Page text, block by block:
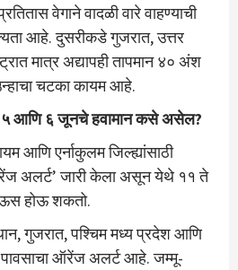
वेगाने वादळी वारे वाहण्याची
आहे. दुसरीकडे गुजरात, उत्तर
मात्र अद्यापही तापमान ४० अंश
चटका कायम आहे.
आणि ६ जूनचे हवामान कसे असेल?
आणि एर्नाकुलम जिल्ह्यांसाठी
अलर्ट’ जारी केला असून येथे ११ ते
होऊ शकतो.
गुजरात, पश्चिम मध्य प्रदेश आणि
पावसाचा ऑरेंज अलर्ट आहे. जम्मू-